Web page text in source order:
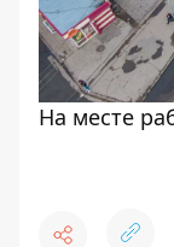
На месте